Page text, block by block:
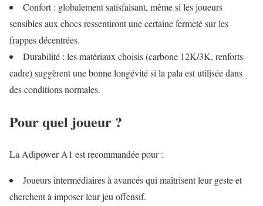
Confort : globalement satisfaisant, même si les joueurs
sensibles aux chocs ressentiront une certaine fermeté sur les
frappes décentrées.
Durabilité : les matériaux choisis (carbone 12K/3K, renforts
cadre) suggèrent une bonne longévité si la pala est utilisée dans
des conditions normales.
Pour quel joueur ?
La Adipower A1 est recommandée pour :
Joueurs intermédiaires à avancés qui maîtrisent leur geste et
cherchent à imposer leur jeu offensif.